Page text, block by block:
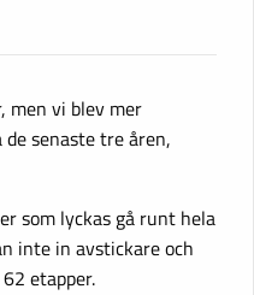
men vi blev mer
senaste tre åren,
som lyckas gå runt hela
inte in avstickare och
etapper.